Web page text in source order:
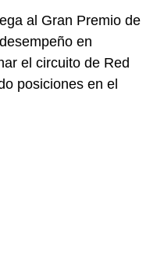
al Gran Premio de
en
el circuito de Red
posiciones en el